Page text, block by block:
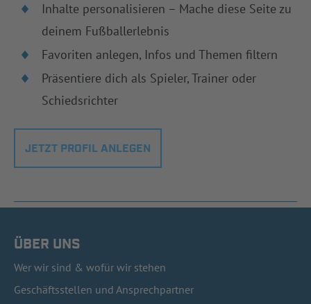
Inhalte personalisieren – Mache diese Seite zu
deinem Fußballerlebnis
Favoriten anlegen, Infos und Themen filtern
Präsentiere dich als Spieler, Trainer oder
Schiedsrichter
JETZT PROFIL ANLEGEN
ÜBER UNS
Wer wir sind & wofür wir stehen
Geschäftsstellen und Ansprechpartner